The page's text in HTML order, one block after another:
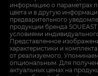
информацию о параметрах
цвета и в другую
предварительного
продукции бренда
условиями
Представленное
характеристики и
от реализуемого.
опциональным. Для
актуальных ценах на